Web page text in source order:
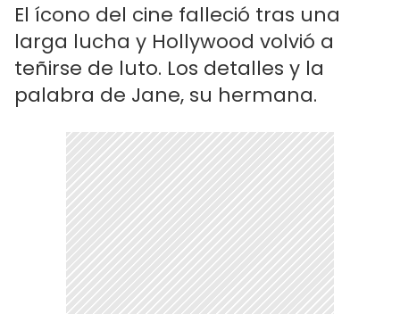
El ícono del cine falleció tras una
larga lucha y Hollywood volvió a
teñirse de luto. Los detalles y la
palabra de Jane, su hermana.